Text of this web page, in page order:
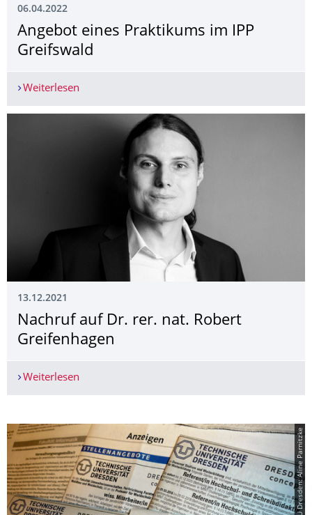
06.04.2022
Angebot eines Praktikums im IPP
Greifswald
Weiterlesen
13.12.2021
Nachruf auf Dr. rer. nat. Robert
Greifenhagen
Weiterlesen
© TU Dresden: Aline Parnitzke